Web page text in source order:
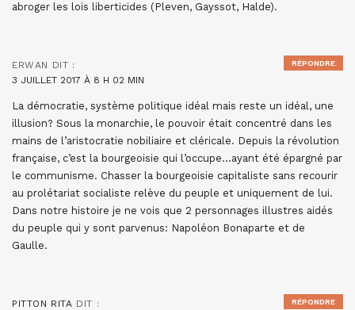
abroger les lois liberticides (Pleven, Gayssot, Halde).
ERWAN DIT :
3 JUILLET 2017 À 8 H 02 MIN
La démocratie, système politique idéal mais reste un idéal, une
illusion? Sous la monarchie, le pouvoir était concentré dans les
mains de l’aristocratie nobiliaire et cléricale. Depuis la révolution
française, c’est la bourgeoisie qui l’occupe…ayant été épargné par
le communisme. Chasser la bourgeoisie capitaliste sans recourir
au prolétariat socialiste relève du peuple et uniquement de lui.
Dans notre histoire je ne vois que 2 personnages illustres aidés
du peuple qui y sont parvenus: Napoléon Bonaparte et de
Gaulle.
RÉPONDRE
PITTON RITA DIT :
RÉPONDRE